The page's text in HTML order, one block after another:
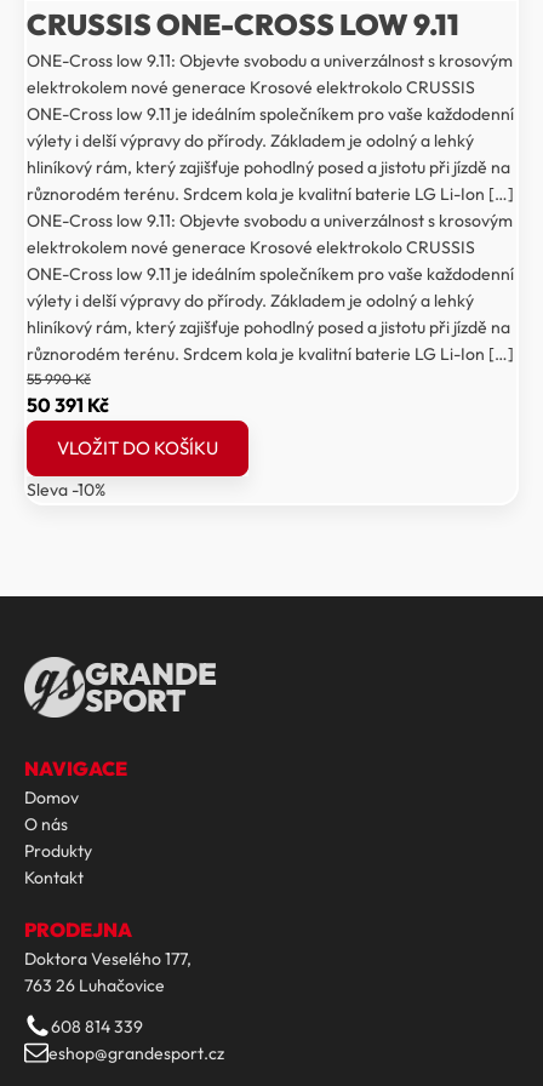
CRUSSIS ONE-CROSS LOW 9.11
ONE-Cross low 9.11: Objevte svobodu a univerzálnost s krosovým
elektrokolem nové generace Krosové elektrokolo CRUSSIS
ONE-Cross low 9.11 je ideálním společníkem pro vaše každodenní
výlety i delší výpravy do přírody. Základem je odolný a lehký
hliníkový rám, který zajišťuje pohodlný posed a jistotu při jízdě na
různorodém terénu. Srdcem kola je kvalitní baterie LG Li-Ion […]
ONE-Cross low 9.11: Objevte svobodu a univerzálnost s krosovým
elektrokolem nové generace Krosové elektrokolo CRUSSIS
ONE-Cross low 9.11 je ideálním společníkem pro vaše každodenní
výlety i delší výpravy do přírody. Základem je odolný a lehký
hliníkový rám, který zajišťuje pohodlný posed a jistotu při jízdě na
různorodém terénu. Srdcem kola je kvalitní baterie LG Li-Ion […]
55 990Kč
Původní
cena
byla:
55
50 391 KčAktuální
VLOŽIT DO KOŠÍKU
Sleva -10%
GRANDE
SPORT
NAVIGACE
Domov
O nás
Produkty
Kontakt
PRODEJNA
Doktora Veselého 177,
763 26 Luhačovice
608 814 339
eshop@grandesport.cz